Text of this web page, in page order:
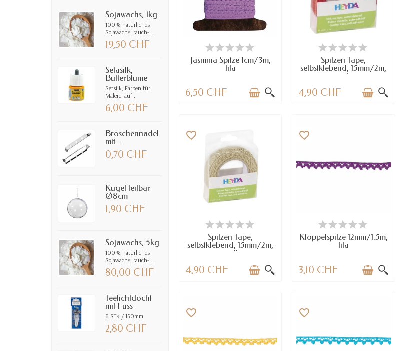
Sojawachs, 1kg
100% natürliches
Sojawachs, rauch-...
19,50 CHF
Setasilk,
Butterblume
Setsilk, Farben für
Malerei auf...
6,00 CHF
Broschennadel
mit...
0,70 CHF
Kugel teilbar
Ø8cm
1,90 CHF
Sojawachs, 5kg
100% natürliches
Sojawachs, rauch-...
80,00 CHF
Teelichtdocht
mit Fuss
6 STK / 150mm
2,80 CHF
VERFÜGBAR
Jasmina Spitze 1cm/3m,
lila
6,50 CHF
VERFÜGBAR
Spitzen Tape,
selbstklebend, 15mm/2m,
rot
4,90 CHF
VERFÜGBAR
favorite_border
Spitzen Tape,
selbstklebend, 15mm/2m,
vanille
4,90 CHF
VERFÜGBAR
favorite_border
Kloppelspitze 12mm/1.5m,
lila
3,10 CHF
favorite_border favorite_border